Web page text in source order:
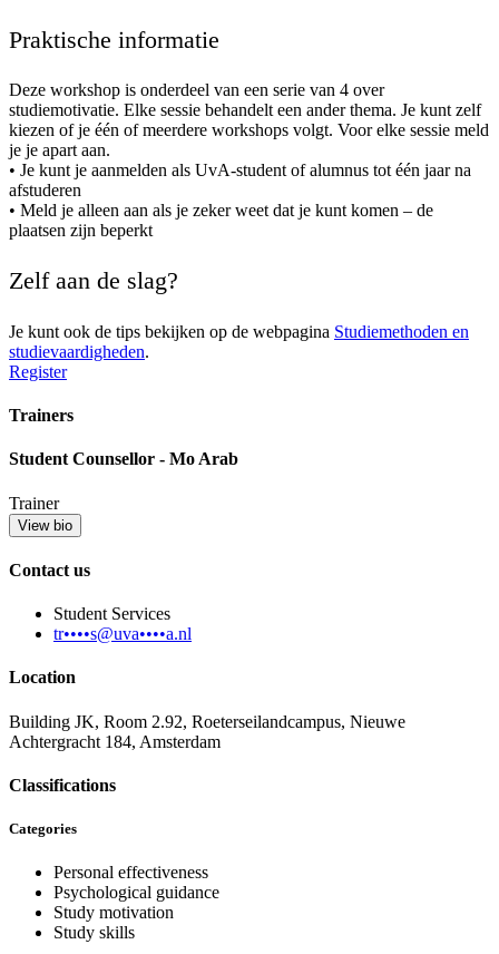
Praktische informatie
Deze workshop is onderdeel van een serie van 4 over
studiemotivatie. Elke sessie behandelt een ander thema. Je kunt zelf
kiezen of je één of meerdere workshops volgt. Voor elke sessie meld
je je apart aan.
• Je kunt je aanmelden als UvA-student of alumnus tot één jaar na
afstuderen
• Meld je alleen aan als je zeker weet dat je kunt komen – de
plaatsen zijn beperkt
Zelf aan de slag?
Je kunt ook de tips bekijken op de webpagina Studiemethoden en
studievaardigheden.
Register
Trainers
Student Counsellor - Mo Arab
Trainer
View bio
Contact us
Student Services
tr••••s@uva••••a.nl
Location
Building JK, Room 2.92, Roeterseilandcampus, Nieuwe
Achtergracht 184, Amsterdam
Classifications
Categories
Personal effectiveness
Psychological guidance
Study motivation
Study skills